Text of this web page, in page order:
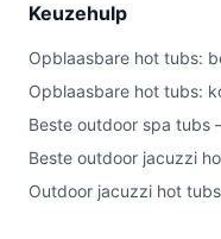
Keuzehulp
Opblaasbare hot tubs:
Opblaasbare hot tubs:
Beste outdoor spa
Beste outdoor jacuzzi
Outdoor jacuzzi hot